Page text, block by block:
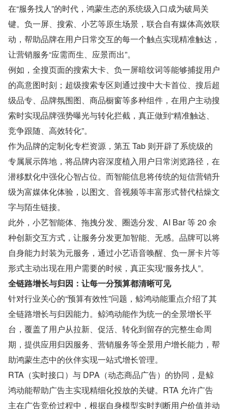
在“服务找人”的时代，鸿蒙生态的系统级入口成为破局关
键。负一屏、搜索、小艺等原生场景，联合自有媒体高效联
动，帮助品牌在用户日常交互的每一个触点实现精准触达，
让营销服务“应需而生、应景而出”。
例如，全搜页面的搜索大卡、负一屏暗纹词等能够捕捉用户
的高意图时刻；超级搜索专区则通过搜中大卡首位、搜后超
级品专、品牌氛围图、商品橱窗等多种组件，在用户主动搜
索时实现品牌强势曝光与转化拦截，真正做到“精准触达、
竞争跟随、高效转化”。
作为品牌的定制化专栏资源，第五 Tab 则开辟了系统级的
专属展示阵地，将品牌内容深度植入用户日常浏览路径，在
潜移默化中强化心智占位。而智能信息将传统的短信营销升
级为富媒体化体验，以图文、音视频等丰富形式替代枯燥文
字与陌生链接。
此外，小艺智能体、拖拽分发、圈选分发、AI Bar 等 20 余
种创新交互方式，让服务分发更加智能、无感。品牌可以将
自身能力封装为元服务，通过小艺语音唤醒、负一屏卡片等
形式主动出现在用户需要的时候，真正实现“服务找人”。
全链路增长与归因：让每一分预算都清晰可见
针对行业关心的“预算有效性”问题，鲸鸿动能重点介绍了其
全链路增长与归因能力。鲸鸿动能作为统一的全景增长平
台，覆盖了用户从拉新、促活、转化到留存的完整生命周
期，提供应用归因服务、营销服务等全景用户增长能力，帮
助鸿蒙生态中的伙伴实现一站式增长管理。
RTA（实时接口）与 DPA（动态商品广告）的协同，是鲸
鸿动能帮助广告主实现精细化投放的关键。RTA 允许广告
主在广告竞价过程中，根据自身模型实时判断用户价值并动